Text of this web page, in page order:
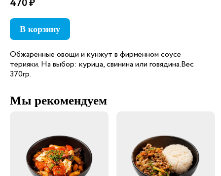
470 ₽
В корзину
Обжаренные овощи и кунжут в фирменном соусе
терияки. На выбор: курица, свинина или говядина.Вес
370гр.
Мы рекомендуем